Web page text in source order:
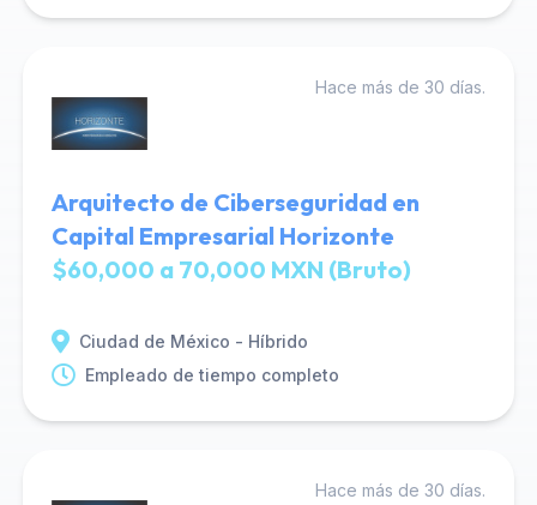
Hace más de 30 días.
Arquitecto de Ciberseguridad en
Capital Empresarial Horizonte
$60,000 a 70,000 MXN (Bruto)
Ciudad de México - Híbrido
Empleado de tiempo completo
Hace más de 30 días.